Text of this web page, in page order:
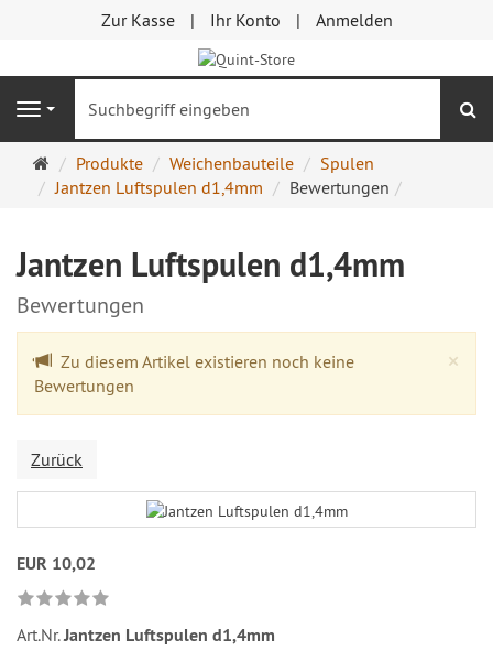
Zur Kasse Ihr Konto Anmelden
Navigation
Startseite
Produkte Weichenbauteile
Spulen
Jantzen Luftspulen d1,4mm
Bewertungen
Jantzen Luftspulen d1,4mm
Bewertungen
×
Zu diesem Artikel existieren noch keine
Bewertungen
Zurück
EUR 10,02
Art.Nr.Jantzen Luftspulen d1,4mm